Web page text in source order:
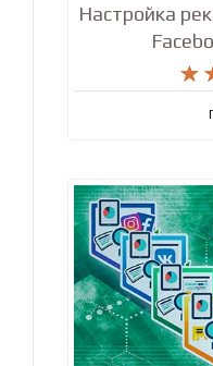
Настройка

